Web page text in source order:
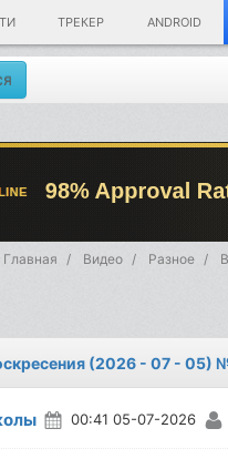
ТРЕКЕР ANDROID
Главная Видео Разное
(2026 - 07 - 05)
00:41 05-07-2026